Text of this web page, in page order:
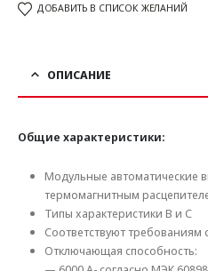
ДОБАВИТЬ В СПИСОК ЖЕЛАНИЙ
ОПИСАНИЕ
Общие характеристики:
Модульные автоматические
термомагнитным
Типы характеристики В и C
Соответствуют требованиям
Отключающая способность: